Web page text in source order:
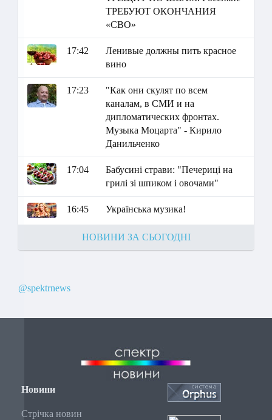
ТРЕБУЮТ ОКОНЧАНИЯ
«СВО»
17:42
Ленивые должны пить красное
вино
17:23
"Как они скулят по всем
каналам, в СМИ и на
дипломатических фронтах.
Музыка Моцарта" - Кирило
Данильченко
17:04
Бабусині страви: "Печериці на
грилі зі шпиком і овочами"
16:45 Українська музика!
НОВИНИ ЗА СЬОГОДНІ
@spektrnews
Новини
Стрічка новин